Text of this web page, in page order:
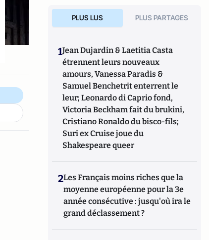
PLUS LUS PLUS PARTAGES
1Jean Dujardin & Laetitia Casta
étrennent leurs nouveaux
amours, Vanessa Paradis &
Samuel Benchetrit enterrent le
leur; Leonardo di Caprio fond,
Victoria Beckham fait du brukini,
Cristiano Ronaldo du bisco-fils;
Suri ex Cruise joue du
Shakespeare queer
2Les Français moins riches que la
moyenne européenne pour la 3e
année consécutive : jusqu'où ira le
grand déclassement ?